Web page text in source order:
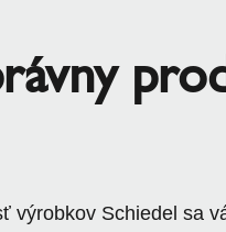
výrobkov Schiedel sa